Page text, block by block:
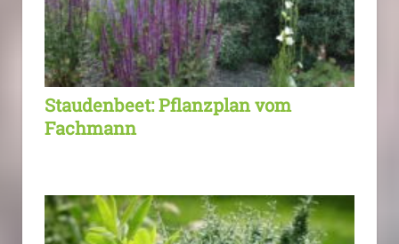
Staudenbeet: Pflanzplan vom
Fachmann